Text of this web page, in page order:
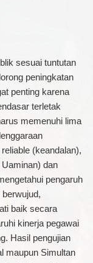
sesuai tuntutan
peningkatan
penting karena
terletak
memenuhi lima
(keandalan),
dan
pengaruh
baik secara
kinerja pegawai
Hasil pengujian
maupun Simultan